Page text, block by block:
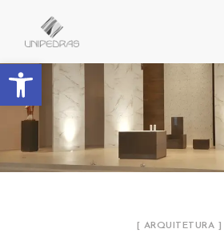
Barra de Ferramentas Aberta
[ ARQUITETURA ]